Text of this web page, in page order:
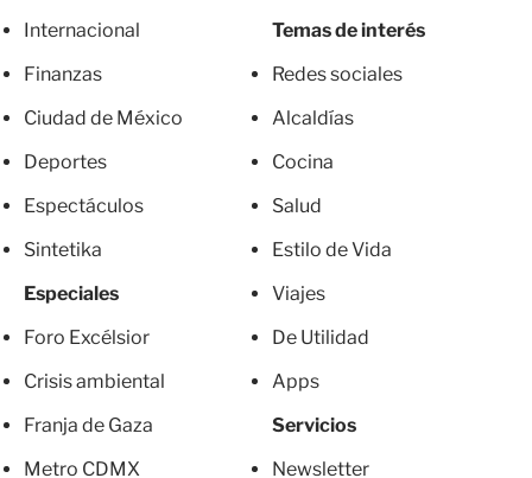
Internacional
Finanzas
Ciudad de México
Deportes
Espectáculos
Sintetika
Especiales
Foro Excélsior
Crisis ambiental
Franja de Gaza
Metro CDMX
Temas de interés
Redes sociales
Alcaldías
Cocina
Salud
Estilo de Vida
Viajes
De Utilidad
Apps
Servicios
Newsletter